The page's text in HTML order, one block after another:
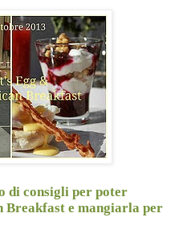
di consigli per poter
Breakfast e mangiarla per